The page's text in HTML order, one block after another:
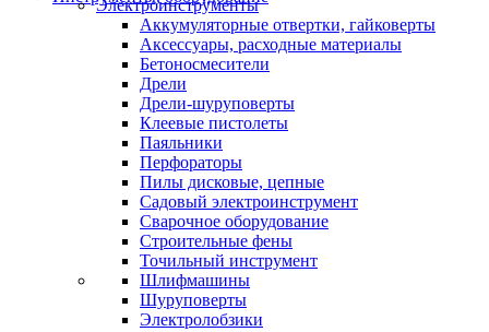
Электроинструменты
Аккумуляторные отвертки, гайковерты
Аксессуары, расходные материалы
Бетоносмесители
Дрели
Дрели-шуруповерты
Клеевые пистолеты
Паяльники
Перфораторы
Пилы дисковые, цепные
Садовый электроинструмент
Сварочное оборудование
Строительные фены
Точильный инструмент
Шлифмашины
Шуруповерты
Электролобзики